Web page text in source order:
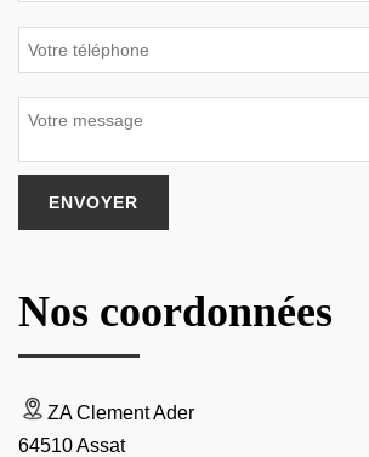
Nos coordonnées
ZA Clement Ader
64510 Assat